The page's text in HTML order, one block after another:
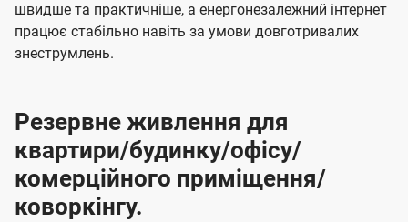
швидше та практичніше, а енергонезалежний інтернет
працює стабільно навіть за умови довготривалих
знеструмлень.
Резервне живлення для
квартири/будинку/офісу/
комерційного приміщення/
коворкінгу.